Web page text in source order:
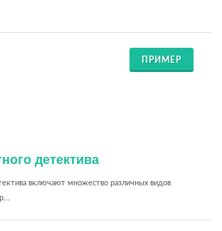
ПРИМЕР
детектива
включают множество различных видов